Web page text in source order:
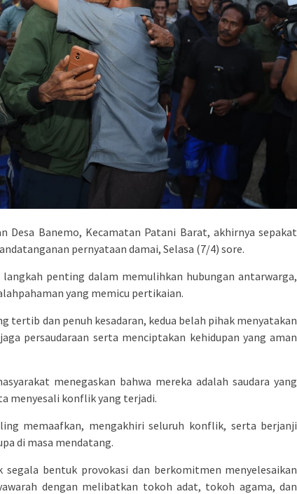
Desa Banemo, Kecamatan Patani Barat, akhirnya sepakat
pernyataan damai, Selasa (7/4) sore.
penting dalam memulihkan hubungan antarwarga,
yang memicu pertikaian.
tertib dan penuh kesadaran, kedua belah pihak menyatakan
persaudaraan serta menciptakan kehidupan yang aman
menegaskan bahwa mereka adalah saudara yang
menyesali konflik yang terjadi.
memaafkan, mengakhiri seluruh konflik, serta berjanji
di masa mendatang.
segala bentuk provokasi dan berkomitmen menyelesaikan
dengan melibatkan tokoh adat, tokoh agama, dan